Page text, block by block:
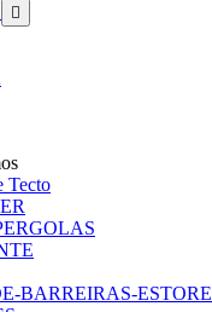

Tecto
BARREIRAS-ESTORE